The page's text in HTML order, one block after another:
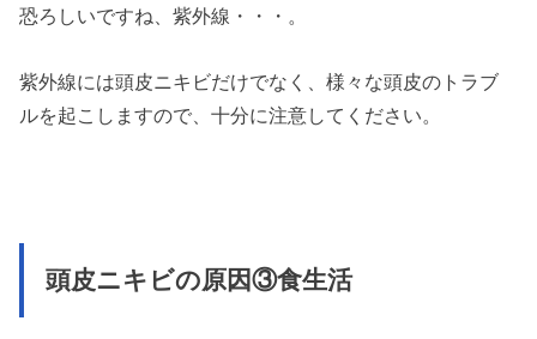
恐ろしいですね、紫外線・・・。
紫外線には頭皮ニキビだけでなく、様々な頭皮のトラブ
ルを起こしますので、十分に注意してください。
頭皮ニキビの原因③食生活